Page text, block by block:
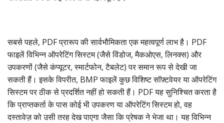
सबसे पहले, PDF प्रारूप की सार्वभौमिकता एक महत्वपूर्ण लाभ है। PDF
फाइलें विभिन्न ऑपरेटिंग सिस्टम (जैसे विंडोज, मैकओएस, लिनक्स) और
उपकरणों (जैसे कंप्यूटर, स्मार्टफोन, टैबलेट) पर समान रूप से देखी जा
सकती हैं। इसके विपरीत, BMP फाइलें कुछ विशिष्ट सॉफ़्टवेयर या ऑपरेटिंग
सिस्टम पर ठीक से प्रदर्शित नहीं हो सकती हैं। PDF यह सुनिश्चित करता है
कि प्राप्तकर्ता के पास कोई भी उपकरण या ऑपरेटिंग सिस्टम हो, वह
दस्तावेज़ को उसी तरह देख पाएगा जैसा कि प्रेषक ने भेजा था। यह विभिन्न